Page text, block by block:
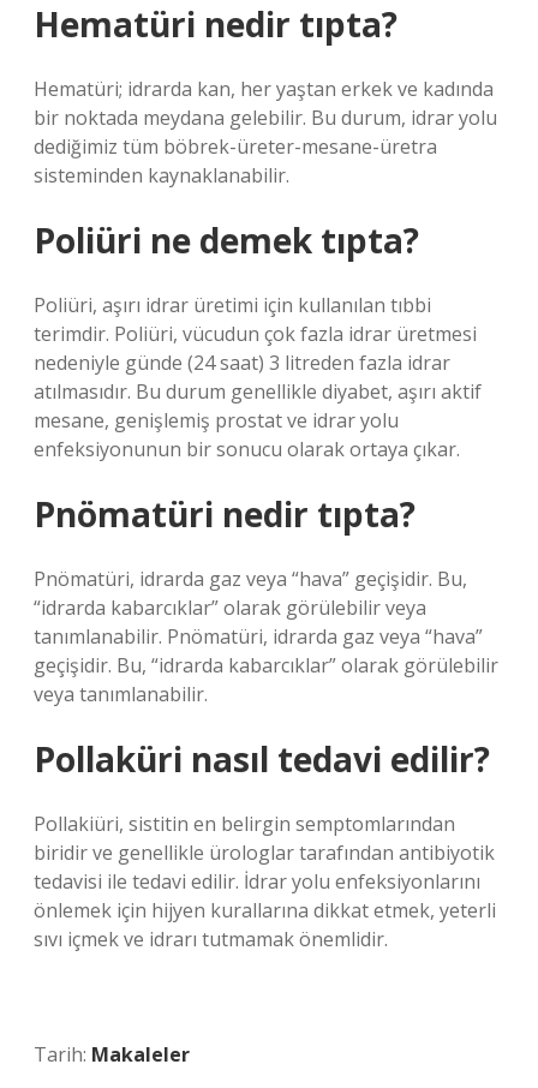
Hematüri nedir tıpta?
Hematüri; idrarda kan, her yaştan erkek ve kadında
bir noktada meydana gelebilir. Bu durum, idrar yolu
dediğimiz tüm böbrek-üreter-mesane-üretra
sisteminden kaynaklanabilir.
Poliüri ne demek tıpta?
Poliüri, aşırı idrar üretimi için kullanılan tıbbi
terimdir. Poliüri, vücudun çok fazla idrar üretmesi
nedeniyle günde (24 saat) 3 litreden fazla idrar
atılmasıdır. Bu durum genellikle diyabet, aşırı aktif
mesane, genişlemiş prostat ve idrar yolu
enfeksiyonunun bir sonucu olarak ortaya çıkar.
Pnömatüri nedir tıpta?
Pnömatüri, idrarda gaz veya “hava” geçişidir. Bu,
“idrarda kabarcıklar” olarak görülebilir veya
tanımlanabilir. Pnömatüri, idrarda gaz veya “hava”
geçişidir. Bu, “idrarda kabarcıklar” olarak görülebilir
veya tanımlanabilir.
Pollaküri nasıl tedavi edilir?
Pollakiüri, sistitin en belirgin semptomlarından
biridir ve genellikle ürologlar tarafından antibiyotik
tedavisi ile tedavi edilir. İdrar yolu enfeksiyonlarını
önlemek için hijyen kurallarına dikkat etmek, yeterli
sıvı içmek ve idrarı tutmamak önemlidir.
Tarih: Makaleler